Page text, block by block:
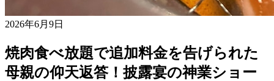
2026年6月9日
焼肉食べ放題で追加料金を告げられた
母親の仰天返答！披露宴の神業ショー